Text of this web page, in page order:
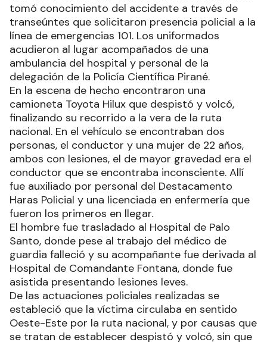
tomó conocimiento del accidente a través de
transeúntes que solicitaron presencia policial a la
línea de emergencias 101. Los uniformados
acudieron al lugar acompañados de una
ambulancia del hospital y personal de la
delegación de la Policía Científica Pirané.
En la escena de hecho encontraron una
camioneta Toyota Hilux que despistó y volcó,
finalizando su recorrido a la vera de la ruta
nacional. En el vehículo se encontraban dos
personas, el conductor y una mujer de 22 años,
ambos con lesiones, el de mayor gravedad era el
conductor que se encontraba inconsciente. Allí
fue auxiliado por personal del Destacamento
Haras Policial y una licenciada en enfermería que
fueron los primeros en llegar.
El hombre fue trasladado al Hospital de Palo
Santo, donde pese al trabajo del médico de
guardia falleció y su acompañante fue derivada al
Hospital de Comandante Fontana, donde fue
asistida presentando lesiones leves.
De las actuaciones policiales realizadas se
estableció que la víctima circulaba en sentido
Oeste-Este por la ruta nacional, y por causas que
se tratan de establecer despistó y volcó, sin que